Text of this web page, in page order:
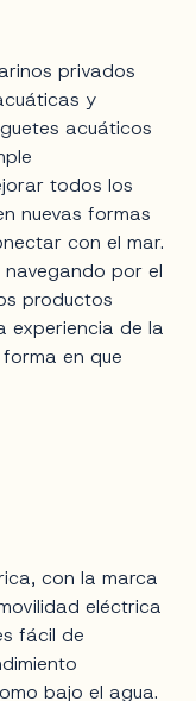
privados
y
acuáticos
todos los
nuevas formas
con el mar.
por el
productos
experiencia de la
en que
con la marca
eléctrica
fácil de
bajo el agua.